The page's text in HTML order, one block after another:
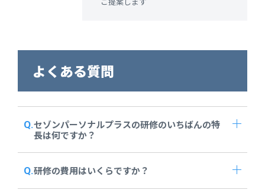
よくある質問
セゾンパーソナルプラスの研修のいちばんの特
長は何ですか？
研修の費用はいくらですか？